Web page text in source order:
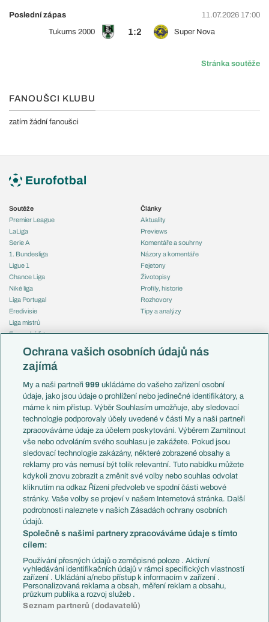
Poslední zápas
11.07.2026 17:00
Tukums 2000
1:2 Super Nova
Stránka soutěže
FANOUŠCI KLUBU
zatím žádní fanoušci
Soutěže
Premier League
LaLiga
Serie A
1. Bundesliga
Ligue 1
Chance Liga
Niké liga
Liga Portugal
Eredivisie
Liga mistrů
Evropská liga
Mistrovství světa
Liga národů
Témata
Představení týmů MS
EuroSkauting
PL v kostce
Evropské koeficienty
Přestupy
Přestupové spekulace
Zranění
Kluby
Arsenal FC
Chelsea FC
Manchester United
AC Milán
Juventus FC
Bayern Mnichov
FC Barcelona
Real Madrid
Články
Aktuality
Previews
Komentáře a souhrny
Názory a komentáře
Fejetony
Životopisy
Profily, historie
Rozhovory
Tipy a analýzy
Česko
Francie
Itálie
Německo
Španělsko
Argentina
Brazílie
Přestupy
Zápasy
Livescore
Tipovací soutěž
Ochrana vašich osobních údajů nás
zajímá
My a naši partneři999 ukládáme do vašeho zařízení osobní
údaje, jako jsou údaje o prohlížení nebo jedinečné identifikátory, a
máme k nim přístup. Výběr Souhlasím umožňuje, aby sledovací
technologie podporovaly účely uvedené v části My a naši partneři
zpracováváme údaje za účelem poskytování. Výběrem Zamítnout
vše nebo odvoláním svého souhlasu je zakážete. Pokud jsou
sledovací technologie zakázány, některé zobrazené obsahy a
reklamy pro vás nemusí být tolik relevantní. Tuto nabídku můžete
kdykoli znovu zobrazit a změnit své volby nebo souhlas odvolat
kliknutím na odkaz Řízení předvoleb ve spodní části webové
stránky. Vaše volby se projeví v našem Internetová stránka. Další
podrobnosti naleznete v našich Zásadách ochrany osobních
údajů.
Společně s našimi partnery zpracováváme údaje s tímto
cílem:
Používání přesných údajů o zeměpisné poloze . Aktivní
vyhledávání identifikačních údajů v rámci specifických vlastností
zařízení . Ukládání a/nebo přístup k informacím v zařízení .
Personalizovaná reklama a obsah, měření reklam a obsahu,
průzkum publika a rozvoj služeb .
Seznam partnerů (dodavatelů)